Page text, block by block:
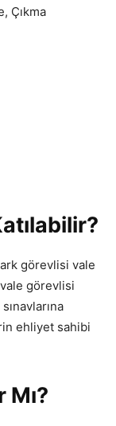
Çıkma
görevlisi vale
görevlisi
ehliyet sahibi